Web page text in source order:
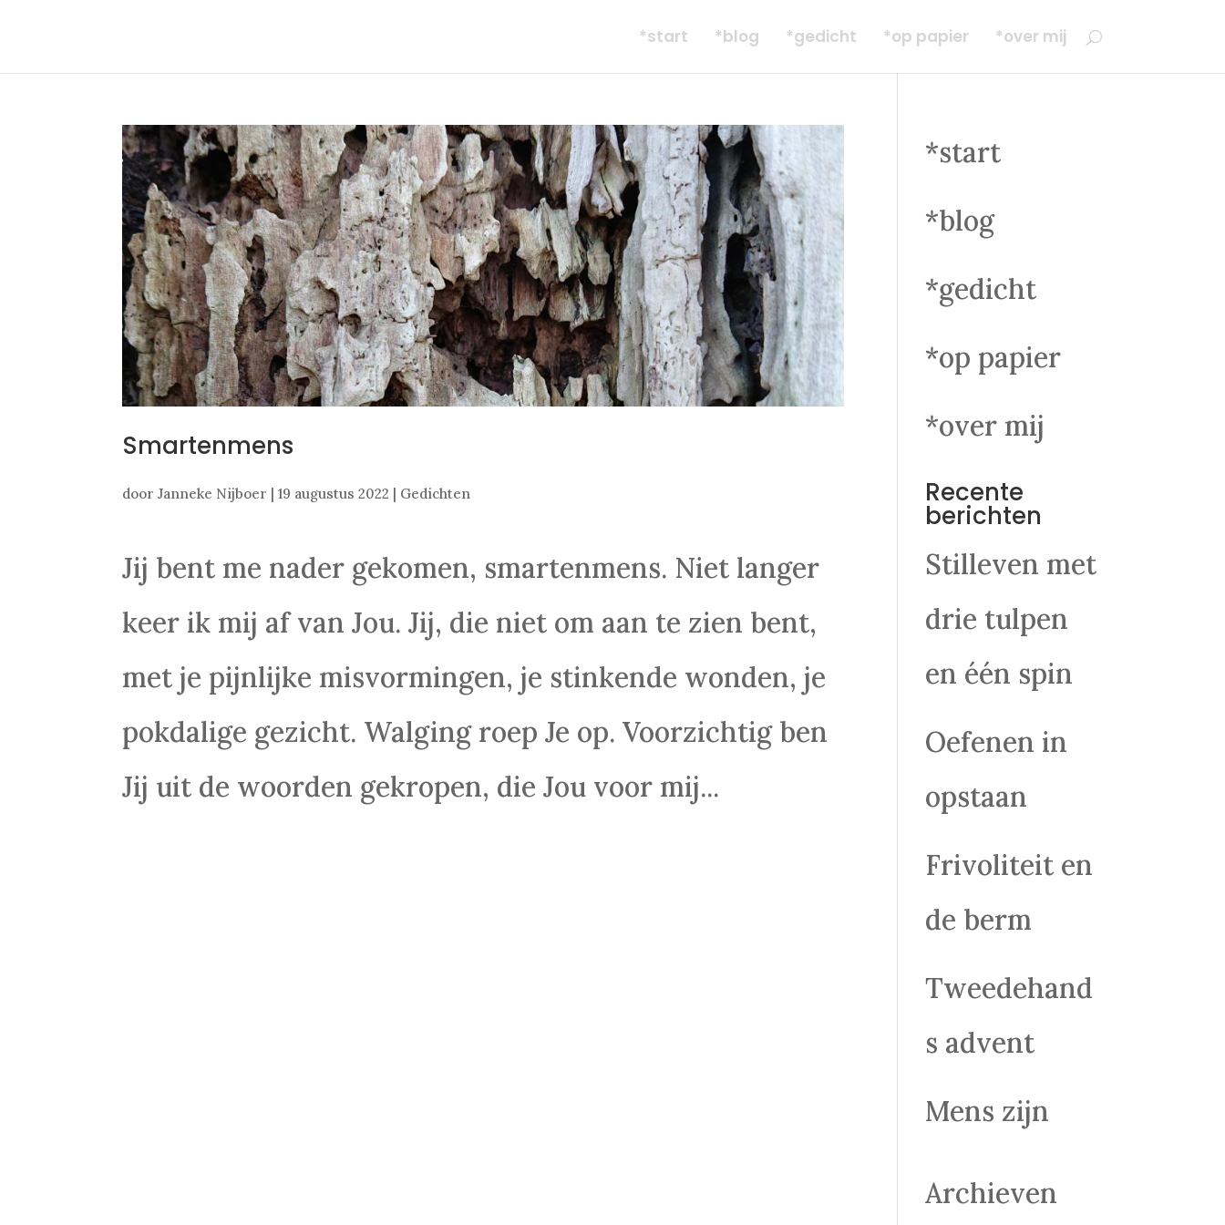
*start *blog *gedicht *op papier *over mij
Smartenmens
doorJanneke Nijboer |19 augustus 2022 Gedichten
Jij bent me nader gekomen, smartenmens. Niet langer
keer ik mij af van Jou. Jij, die niet om aan te zien bent,
met je pijnlijke misvormingen, je stinkende wonden, je
pokdalige gezicht. Walging roep Je op. Voorzichtig ben
Jij uit de woorden gekropen, die Jou voor mij...
*start
*blog
*gedicht
*op papier
*over mij
Recente
berichten
Stilleven met
drie tulpen
en één spin
Oefenen in
opstaan
Frivoliteit en
de berm
Tweedehand
s advent
Mens zijn
Archieven